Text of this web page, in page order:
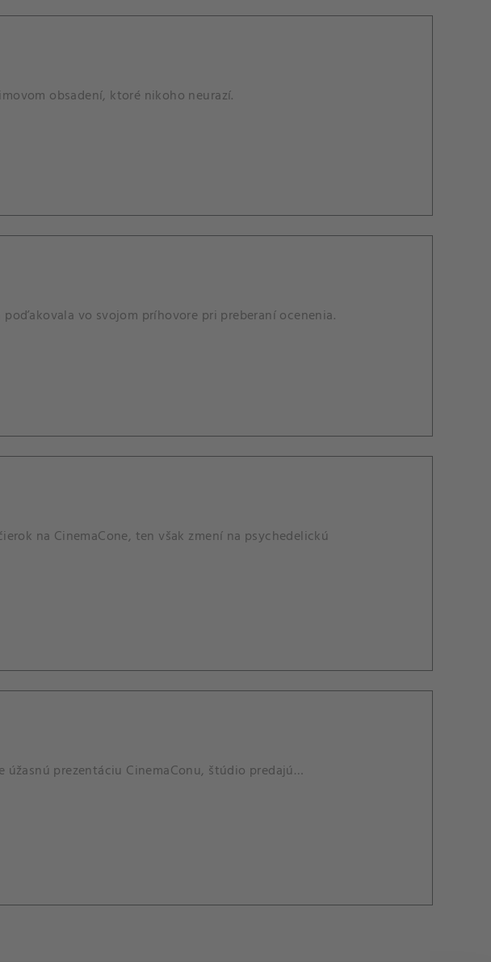
obsadení, ktoré nikoho neurazí.
vo svojom príhovore pri preberaní ocenenia.
na CinemaCone, ten však zmení na psychedelickú
prezentáciu CinemaConu, štúdio predajú…